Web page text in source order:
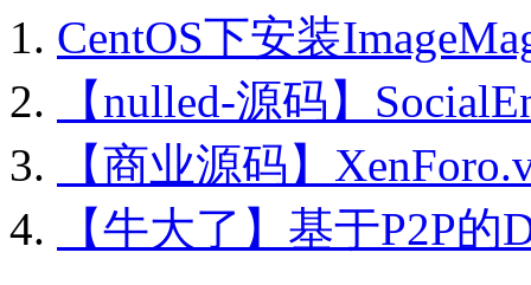
CentOS下安装
【nulled-源码】
【商业源码】
【牛大了】基于P2P的